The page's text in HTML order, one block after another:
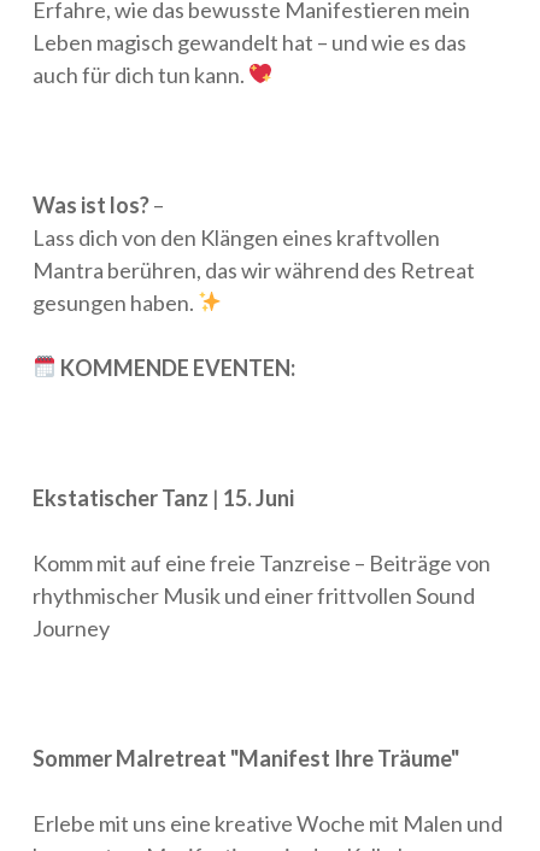
Erfahre, wie das bewusste Manifestieren mein
Leben magisch gewandelt hat – und wie es das
auch für dich tun kann.
Was ist los?–
Lass dich von den Klängen eines kraftvollen
Mantra berühren, das wir während des Retreat
gesungen haben.
KOMMENDE EVENTEN:
Ekstatischer Tanz | 15. Juni
Komm mit auf eine freie Tanzreise – Beiträge von
rhythmischer Musik und einer frittvollen Sound
Journey
Sommer Malretreat "Manifest Ihre Träume"
Erlebe mit uns eine kreative Woche mit Malen und